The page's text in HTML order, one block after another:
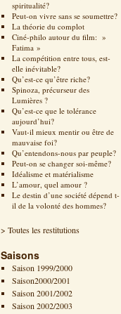
spiritualité?
Peut-on vivre sans se soumettre?
La théorie du complot
Ciné-philo autour du film: »
Fatima »
La compétition entre tous, est-
elle inévitable?
Qu’est-ce qu’être riche?
Spinoza, précurseur des
Lumières ?
Qu’est-ce que le tolérance
aujourd’hui?
Vaut-il mieux mentir ou être de
mauvaise foi?
Qu’entendons-nous par peuple?
Peut-on se changer soi-même?
Idéalisme et matérialisme
L’amour, quel amour ?
Le destin d’une société dépend t-
il de la volonté des hommes?
> Toutes les restitutions
Saisons
Saison 1999/2000
Saison2000/2001
Saison 2001/2002
Saison 2002/2003